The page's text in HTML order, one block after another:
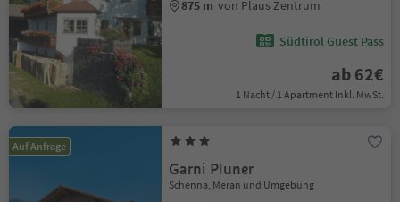
875 m von Plaus Zentrum
Südtirol Guest Pass
ab 62€
1 Nacht / 1 Apartment Inkl. MwSt.
Auf Anfrage
Garni Pluner
Schenna, Meran und Umgebung